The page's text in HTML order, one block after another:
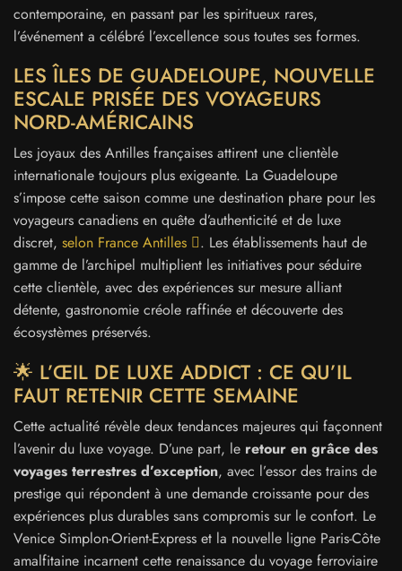
contemporaine, en passant par les spiritueux rares,
l’événement a célébré l’excellence sous toutes ses formes.
LES ÎLES DE GUADELOUPE, NOUVELLE
ESCALE PRISÉE DES VOYAGEURS
NORD-AMÉRICAINS
Les joyaux des Antilles françaises attirent une clientèle
internationale toujours plus exigeante. La Guadeloupe
s’impose cette saison comme une destination phare pour les
voyageurs canadiens en quête d’authenticité et de luxe
discret, selon France Antilles
. Les établissements haut de
gamme de l’archipel multiplient les initiatives pour séduire
cette clientèle, avec des expériences sur mesure alliant
détente, gastronomie créole raffinée et découverte des
écosystèmes préservés.
🌟 L’ŒIL DE LUXE ADDICT : CE QU’IL
FAUT RETENIR CETTE SEMAINE
Cette actualité révèle deux tendances majeures qui façonnent
l’avenir du luxe voyage. D’une part, le retour en grâce des
voyages terrestres d’exception, avec l’essor des trains de
prestige qui répondent à une demande croissante pour des
expériences plus durables sans compromis sur le confort. Le
Venice Simplon-Orient-Express et la nouvelle ligne Paris-Côte
amalfitaine incarnent cette renaissance du voyage ferroviaire